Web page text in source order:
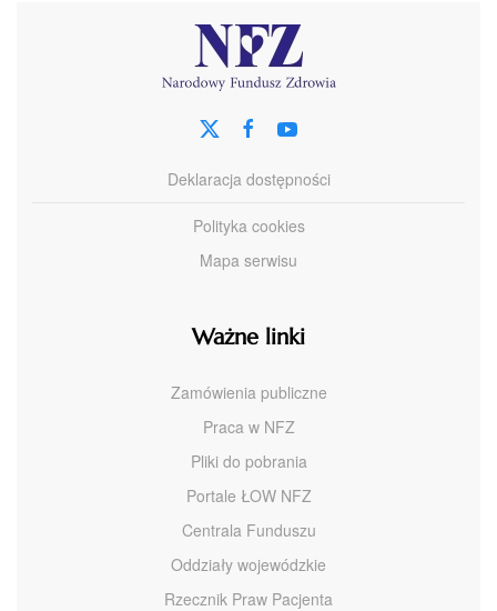
Deklaracja dostępności
Polityka cookies
Mapa serwisu
Ważne linki
Zamówienia publiczne
Praca w NFZ
Pliki do pobrania
Portale ŁOW NFZ
Centrala Funduszu
Oddziały wojewódzkie
Rzecznik Praw Pacjenta